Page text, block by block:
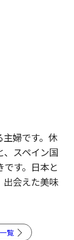
婦です。 休
スペイン国
す。 日本と
出会えた美味
覧